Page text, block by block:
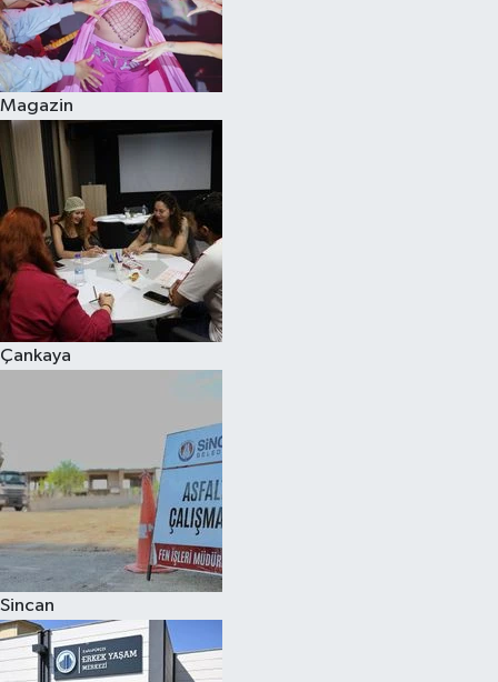
Magazin
Çankaya
Sincan